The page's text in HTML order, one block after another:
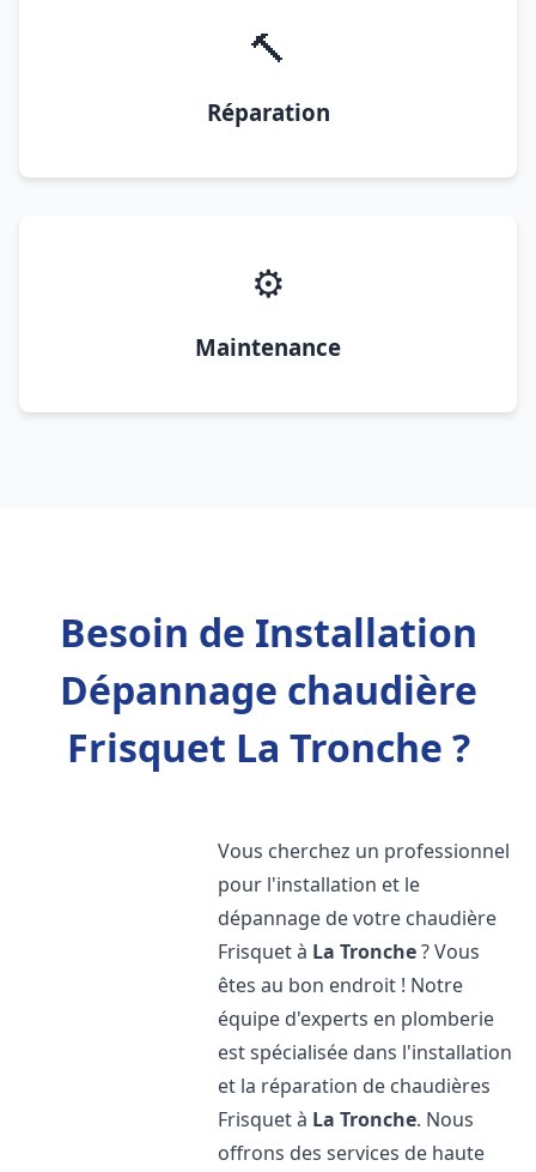
🔨
Réparation
⚙️
Maintenance
Besoin de Installation
Dépannage chaudière
Frisquet La Tronche ?
Vous cherchez un professionnel
pour l'installation et le
dépannage de votre chaudière
Frisquet à La Tronche? Vous
êtes au bon endroit ! Notre
équipe d'experts en plomberie
est spécialisée dans l'installation
et la réparation de chaudières
Frisquet à La Tronche. Nous
offrons des services de haute